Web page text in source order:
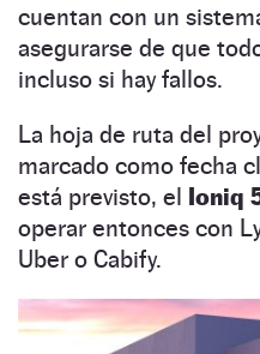
cuentan con un
asegurarse de que
incluso si hay fallos.
La hoja de ruta del
marcado como fecha
está previsto, el Ioniq
operar entonces con
Uber o Cabify.